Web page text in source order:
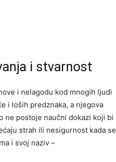
i stvarnost
i nelagodu kod mnogih ljudi
i loših predznaka, a njegova
ne postoje naučni dokazi koji bi
strah ili nesigurnost kada se
i svoj naziv –